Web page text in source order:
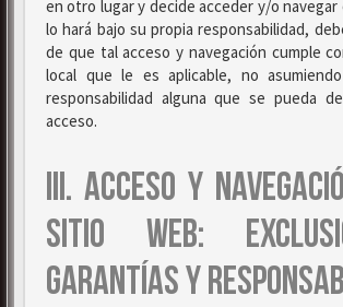
en otro lugar y decide acceder y/o navegar
lo hará bajo su propia responsabilidad,
de que tal acceso y navegación cumple
local que le es aplicable, no
responsabilidad alguna que se pueda
acceso.
III. ACCESO Y
SITIO WEB:
GARANTÍAS Y